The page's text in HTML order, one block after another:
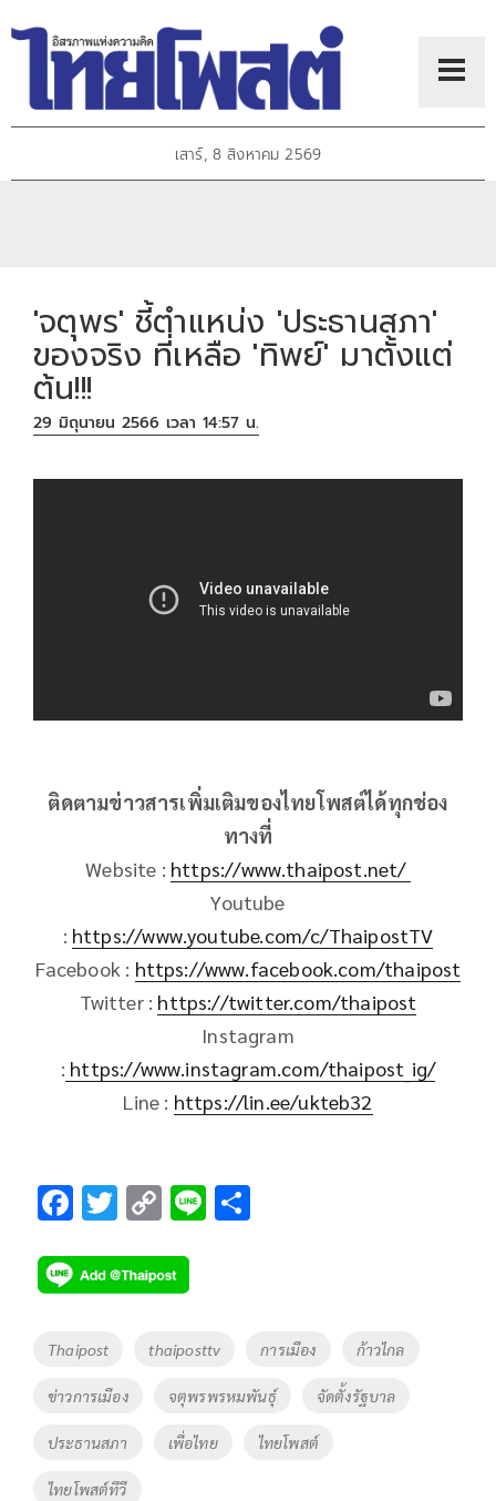
เสาร์, 8 สิงหาคม 2569
'จตุพร' ชี้ตำแหน่ง 'ประธานสภา'
ของจริง ที่เหลือ 'ทิพย์' มาตั้งแต่
ต้น!!!
29 มิถุนายน 2566 เวลา 14:57 น.
ติดตามข่าวสารเพิ่มเติมของไทยโพสต์ได้ทุกช่อง
ทางที่
Website : https://www.thaipost.net/
Youtube
: https://www.youtube.com/c/ThaipostTV
Facebook : https://www.facebook.com/thaipost
Twitter : https://twitter.com/thaipost
Instagram
: https://www.instagram.com/thaipost_ig/
Line : https://lin.ee/ukteb32
F
e
b
o
k
T
tt
er
C
p
y
Li
n
k
Li
Tags
Thaipost thaiposttv การเมือง ก้าวไกล
ข่าวการเมือง จตุพรพรหมพันธุ์ จัดตั้งรัฐบาล
ประธานสภา เพื่อไทย ไทยโพสต์
ไทยโพสต์ทีวี